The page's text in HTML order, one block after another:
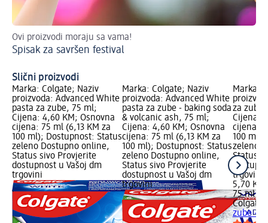
Ovi proizvodi moraju sa vama!
Spisak za savršen festival
Slični proizvodi
Marka: Colgate; Naziv
proizvoda: Advanced White
pasta za zube, 75 ml;
Cijena: 4,60 KM; Osnovna
cijena: 75 ml (6,13 KM za
100 ml); Dostupnost: Status
zeleno Dostupno online,
Status sivo Provjerite
dostupnost u Vašoj dm
trgovini
Marka: Colgate; Naziv
proizvoda: Advanced White
pasta za zube - baking soda
& volcanic ash, 75 ml;
Cijena: 4,60 KM; Osnovna
cijena: 75 ml (6,13 KM za
100 ml); Dostupnost: Status
zeleno Dostupno online,
Status sivo Provjerite
dostupnost u Vašoj dm
trgovini
Marka:
za zube
Cijena:
cijena:
100 ml);
zeleno
Status
trgovini
5,70 KM
75 ml
Colgate
zube –